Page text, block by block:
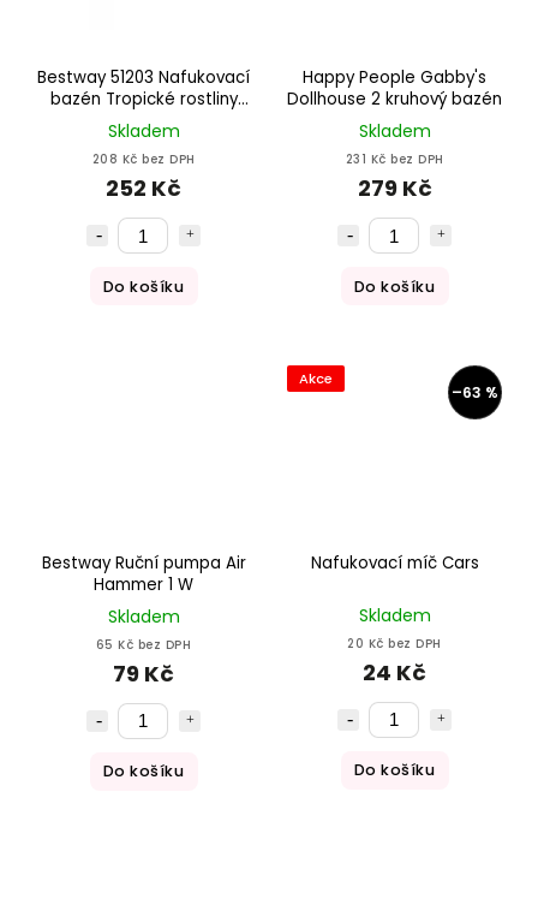
Bestway 51203 Nafukovací
bazén Tropické rostliny
1,68 m x 38 cm
Skladem
208 Kč bez DPH
252 Kč
Do košíku
Happy People Gabby's
Dollhouse 2 kruhový bazén
Skladem
231 Kč bez DPH
279 Kč
Do košíku
Bestway Ruční pumpa Air
Hammer 1 W
Skladem
65 Kč bez DPH
79 Kč
Do košíku
Akce
–63 %
Nafukovací míč Cars
Skladem
20 Kč bez DPH
24 Kč
Do košíku